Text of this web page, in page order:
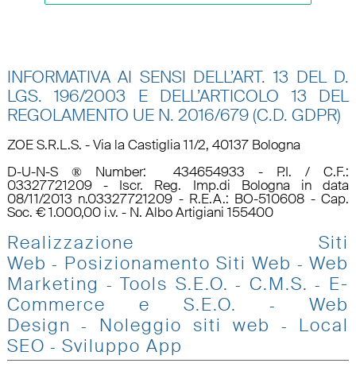
INFORMATIVA AI SENSI DELL’ART. 13 DEL D.
LGS. 196/2003 E DELL’ARTICOLO 13 DEL
REGOLAMENTO UE N. 2016/679 (C.D. GDPR)
ZOE S.R.L.S. - Via la Castiglia 11/2, 40137 Bologna
D-U-N-S ® Number: 434654933 - P.I. / C.F.:
03327721209 - Iscr. Reg. Imp.di Bologna in data
08/11/2013 n.03327721209 - R.E.A.: BO-510608 - Cap.
Soc. € 1.000,00 i.v. - N. Albo Artigiani 155400
Realizzazione Siti
Web - Posizionamento Siti Web -Web
Marketing - Tools S.E.O. - C.M.S. - E-
Commerce e S.E.O.
-Web
Design
- Noleggio siti web - Local
SEO - Sviluppo App